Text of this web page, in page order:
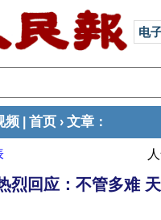
电
频 首页 › 文章 ：
烈回应：不管多难